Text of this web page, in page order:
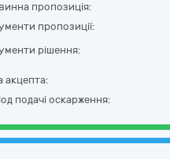
пропозиція:
пропозиції:
рішення:
акцепта:
подачі оскарження: